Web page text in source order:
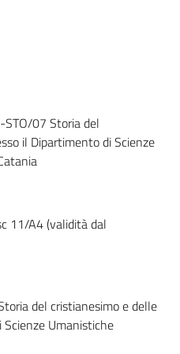
STO/07 Storia del
il Dipartimento di Scienze
11/A4 (validità dal
del cristianesimo e delle
Umanistiche